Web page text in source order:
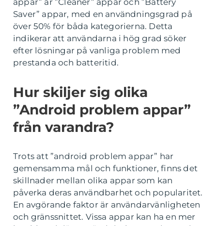
Saver” appar, med en användningsgrad på
över 50% för båda kategorierna. Detta
indikerar att användarna i hög grad söker
efter lösningar på vanliga problem med
prestanda och batteritid.
Hur skiljer sig olika
”Android problem appar”
från varandra?
Trots att ”android problem appar” har
gemensamma mål och funktioner, finns det
skillnader mellan olika appar som kan
påverka deras användbarhet och popularitet.
En avgörande faktor är användarvänligheten
och gränssnittet. Vissa appar kan ha en mer